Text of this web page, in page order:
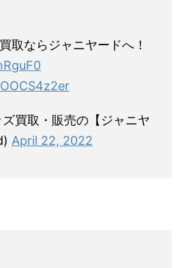
取ならジャニヤードへ！
買取・販売の【ジャニヤ
April 22, 2022